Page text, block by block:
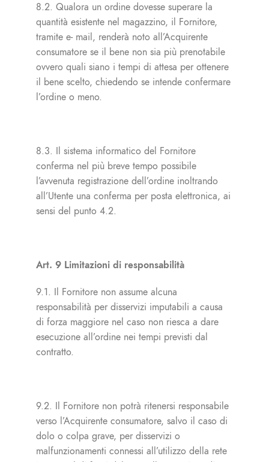
8.2. Qualora un ordine dovesse superare la
quantità esistente nel magazzino, il Fornitore,
tramite e- mail, renderà noto all’Acquirente
consumatore se il bene non sia più prenotabile
ovvero quali siano i tempi di attesa per ottenere
il bene scelto, chiedendo se intende confermare
l’ordine o meno.
8.3. Il sistema informatico del Fornitore
conferma nel più breve tempo possibile
l’avvenuta registrazione dell’ordine inoltrando
all’Utente una conferma per posta elettronica, ai
sensi del punto 4.2.
Art. 9 Limitazioni di responsabilità
9.1. Il Fornitore non assume alcuna
responsabilità per disservizi imputabili a causa
di forza maggiore nel caso non riesca a dare
esecuzione all’ordine nei tempi previsti dal
contratto.
9.2. Il Fornitore non potrà ritenersi responsabile
verso l’Acquirente consumatore, salvo il caso di
dolo o colpa grave, per disservizi o
malfunzionamenti connessi all’utilizzo della rete